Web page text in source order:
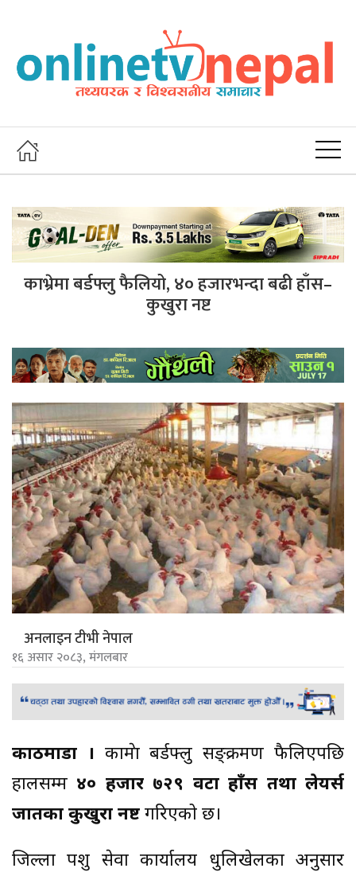
काभ्रेमा बर्डफ्लु फैलियो, ४० हजारभन्दा बढी हाँस–
कुखुरा नष्ट
अनलाइन टीभी नेपाल
१६ असार २०८३, मंगलबार
काठमाडौं । काभ्रेमा बर्डफ्लु सङ्क्रमण फैलिएपछि
हालसम्म ४० हजार ७२९ वटा हाँस तथा लेयर्स
जातका कुखुरा नष्ट गरिएको छ।
जिल्ला पशु सेवा कार्यालय धुलिखेलका अनुसार